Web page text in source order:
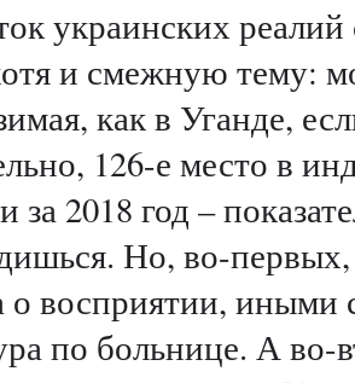
украинских реалий
и смежную тему:
как в Уганде,
126-е место в
за 2018 год –
Но, во-
о восприятии, иными
по больнице. А во-